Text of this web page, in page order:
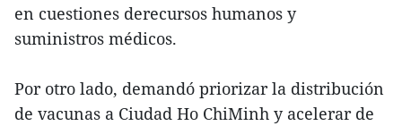
en cuestiones derecursos humanos y
suministros médicos.
Por otro lado, demandó priorizar la distribución
de vacunas a Ciudad Ho ChiMinh y acelerar de